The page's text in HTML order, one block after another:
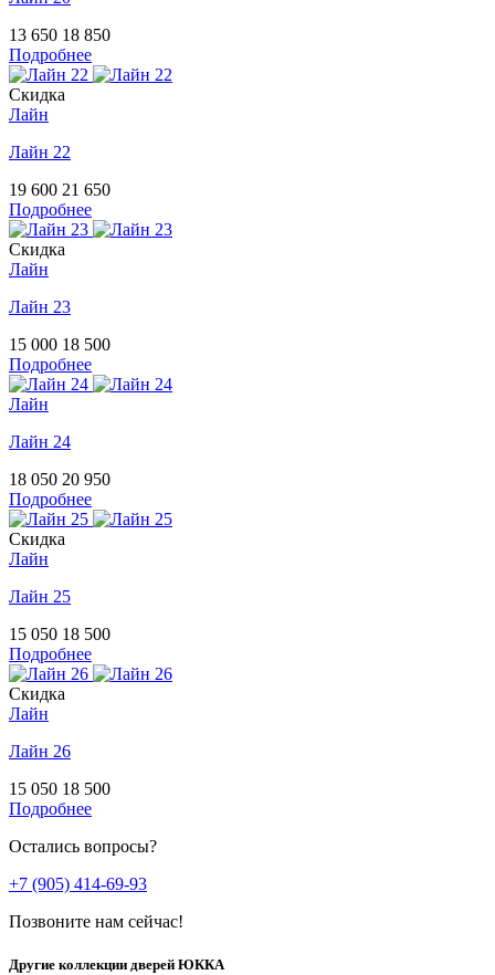
13 650 18 850
Подробнее
Скидка
Лайн
Лайн 22
19 600 21 650
Подробнее
Скидка
Лайн
Лайн 23
15 000 18 500
Подробнее
Лайн
Лайн 24
18 050 20 950
Подробнее
Скидка
Лайн
Лайн 25
15 050 18 500
Подробнее
Скидка
Лайн
Лайн 26
15 050 18 500
Подробнее
Остались вопросы?
+7 (905) 414-69-93
Позвоните нам сейчас!
Другие коллекции дверей ЮККА